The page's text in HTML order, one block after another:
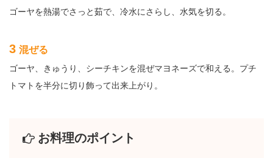
ゴーヤを熱湯でさっと茹で、冷水にさらし、水気を切る。
3 混ぜる
ゴーヤ、きゅうり、シーチキンを混ぜマヨネーズで和える。プチ
トマトを半分に切り飾って出来上がり。
お料理のポイント